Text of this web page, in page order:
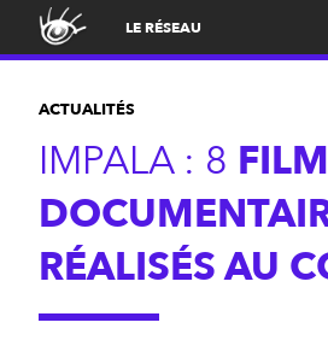
LE RÉSEAU
ACTUALITÉS
IMPALA : 8
RÉALISÉS AU